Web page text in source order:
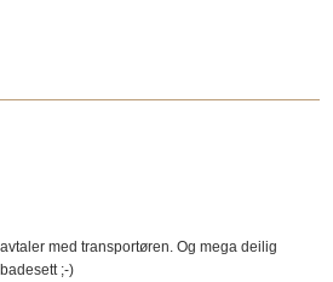
med transportøren. Og mega deilig
;-)